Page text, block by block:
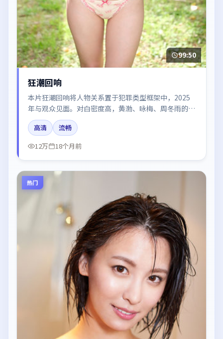
99:50
狂潮回响
本片狂潮回响将人物关系置于犯罪类型框架中，2025
年与观众见面。对白密度高，黄渤、咏梅、周冬雨的台
词节奏值得关注；整体气质偏中国大陆都市与冷色调摄
影。
高清
流畅
12万
18个月前
热门